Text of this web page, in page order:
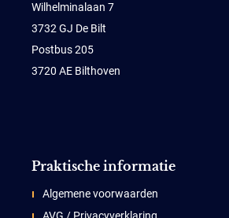
Wilhelminalaan 7
3732 GJ De Bilt
Postbus 205
3720 AE Bilthoven
Praktische informatie
Algemene voorwaarden